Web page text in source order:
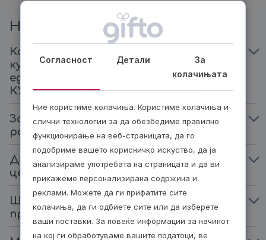
Купи го твојот ваучер на gifto.mk и стани дел од
заедницата на мали генијалци во Научна Кујничка.
Ова е најдобриот начин да се спојат забавата и
знаењето во едно незаборавно едукативно искуство
кое останува во сеќавање засекогаш.
Едукативни работилници –
ваучери за месечна или
шестмесечна програма
Преку едукативните работилници, твоето дете ќе
добие единствена можност да влезе во светот на
природните науки (биологија, хемија, физика,
екологија) на забавен и креативен начин.
Програмата е дизајнирана за деца од 5 до 11 години и
содржи теоретски лекции, практични експерименти,
квизови и игри кои поттикнуваат логично
размислување.
Најчесто поставувани прашања
Како да ја активирам членарината по
купувањето на ваучер во детски
едукативен центар НАУЧНА
КУЈНИЧКА - Карпош во Скопје?
За која возраст се погодни
работилниците?
Дали сите материјали се вклучени во
цената?
Што вклучува ваучерот за едукативна
програма?
Согласност Детали
За
колачињата
Ние користиме колачиња. Користиме колачиња и
слични технологии за да обезбедиме правилно
функционирање на веб-страницата, да го
подобриме вашето корисничко искуство, да ја
анализираме употребата на страницата и да ви
прикажеме персонализирана содржина и
реклами. Можете да ги прифатите сите
колачиња, да ги одбиете сите или да изберете
ваши поставки. За повеќе информации за начинот
на кој ги обработуваме вашите податоци, ве